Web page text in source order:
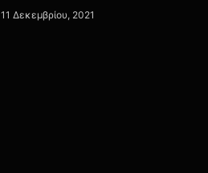
11 Δεκεμβρίου, 2021